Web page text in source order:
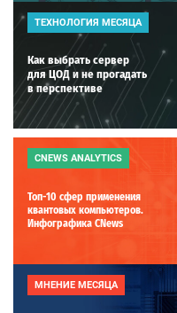
ТЕХНОЛОГИЯ МЕСЯЦА
Как выбрать сервер
для ЦОД и не прогадать
в перспективе
CNEWS ANALYTICS
Топ-10 сфер применения
квантовых компьютеров.
Инфографика CNews
МНЕНИЕ МЕСЯЦА